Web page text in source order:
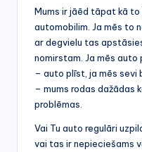
Mums ir jāēd tāpat kā
automobilim. Ja mēs to
ar degvielu tas
nomirstam. Ja mēs
– auto plīst, ja mēs sevi
– mums rodas dažādas
problēmas.
Vai Tu auto regulāri
vai tas ir nepieciešams